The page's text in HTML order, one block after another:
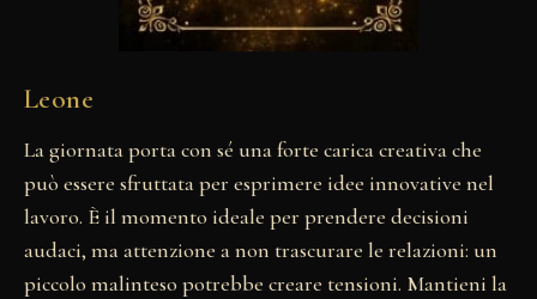
Leone
La giornata porta con sé una forte carica creativa che
può essere sfruttata per esprimere idee innovative nel
lavoro. È il momento ideale per prendere decisioni
audaci, ma attenzione a non trascurare le relazioni: un
piccolo malinteso potrebbe creare tensioni. Mantieni la